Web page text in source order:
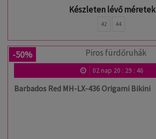
Készleten lévő méretek
42 44
-50%
02 nap 20 : 29 : 46
Barbados Red MH-LX-436 Origami Bikini